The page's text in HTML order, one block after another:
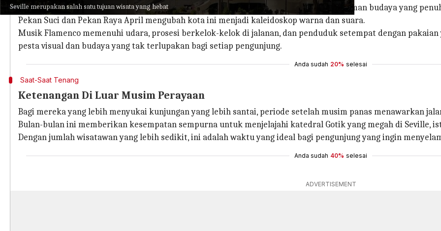
Seville merupakan salah satu tujuan wisata yang hebat
Musim perayaan di Seville adalah waktu yang tepat bagi mereka yang mencari pengalaman budaya yang
Pekan Suci dan Pekan Raya April mengubah kota ini menjadi kaleidoskop warna dan suara.
Musik Flamenco memenuhi udara, prosesi berkelok-kelok di jalanan, dan penduduk setempat dengan
pesta visual dan budaya yang tak terlupakan bagi setiap pengunjung.
Anda sudah 20% selesai
Saat-Saat Tenang
Ketenangan Di Luar Musim Perayaan
Bagi mereka yang lebih menyukai kunjungan yang lebih santai, periode setelah musim panas menawarkan
Bulan-bulan ini memberikan kesempatan sempurna untuk menjelajahi katedral Gotik yang megah di Seville,
Dengan jumlah wisatawan yang lebih sedikit, ini adalah waktu yang ideal bagi pengunjung yang ingin
Anda sudah 40% selesai
ADVERTISEMENT